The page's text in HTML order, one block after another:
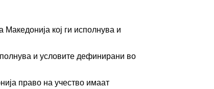
кој ги исполнува и
и условите дефинирани во
право на учество имаат